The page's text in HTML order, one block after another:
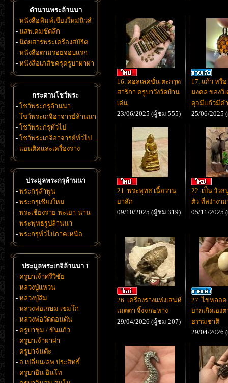
ตำนานพระล้านนา
- หนังสือพิมพ์เชียงใหม่นิวส์
- นสพ.คมชัดลึก
- นิตยสารพระเครื่องสปิริต
- หนังสือตามรอยจอบแรก
- หนังสือเภสัชครุครูบาผาผ่า
กระดานโชว์พระ
- โชว์พระกรุล้านนา
- โชว์พระเกจิอาจารย์ล้านนา
- โชว์พระกรุทั่วไป
- โชว์พระเกจิอาจารย์ทั่วไป
- แอนติคและเครื่องราง
ประมูลพระกรุล้านนา
- พระกรุลำพูน
- พระกรุเชียงใหม่
- พระเชียงราย-พะเยา-น่าน
- พระพุทธรูปล้านนา
- พระกรุทั่วไปภาคเหนือ
ประมูลพระเกจิล้านนา 1
- ครูบาเจ้าศรีวิชัย
- หลวงปู่แหวน
- หลวงปู่สิม
- หลวงพ่อเกษม เขมโก
- หลวงพ่อวัดดอนตัน
- ครูบาชุ่ม / ขันแก้ว
- ครูบาเจ้าผาผ่า
- ครูบาจันต๊ะ
- อ.เปลี่ยน/ลพ.ประสิทธิ์
- ครูบาอิน อินโท
16. คอลเลคชั่น ตะกรุด
สาริกา ครูบาวังวัดบ้าน
เด่น
23/06/2025 (ผู้ชม 555)
17. แก้ว หรื
มงคล ของวิ
ดุจมีแก้วมีคำ
25/06/2025
21. พระพุทธ เนื้อว่าน
ยาสัก
09/10/2025 (ผู้ชม 319)
22. เป็น วัว
ตัว ที่สง่างา
05/11/2025
26. เครื่องรางแห่งเสน่ห์
เมตตา จิ้งจก๒หาง
29/04/2026 (ผู้ชม 207)
27. ไข่หลอด
ยากเกิดเอง
ธรรมชาติ
29/04/2026